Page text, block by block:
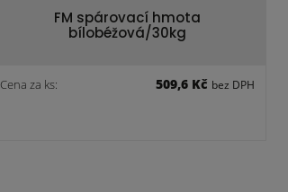
FM spárovací hmota
bílobéžová/30kg
Cena za ks: 509,6 Kč bez DPH